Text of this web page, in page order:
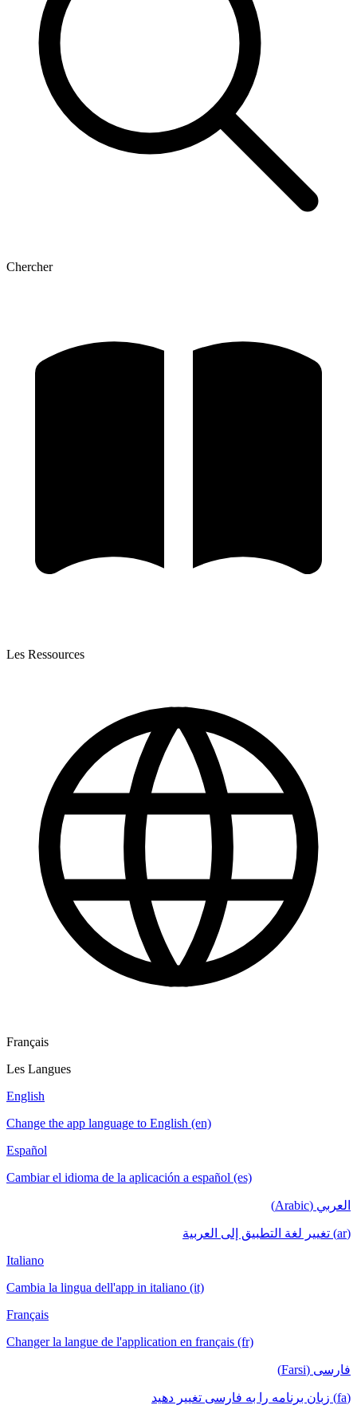
Chercher
Les Ressources
Français
Les Langues
English
Change the app language to English (en)
Español
Cambiar el idioma de la aplicación a español (es)
العربي (Arabic)
(ar) تغيير لغة التطبيق إلى العربية
Italiano
Cambia la lingua dell'app in italiano (it)
Français
Changer la langue de l'application en français (fr)
فارسی (Farsi)
(fa) زبان برنامه را به فارسی تغییر دهید